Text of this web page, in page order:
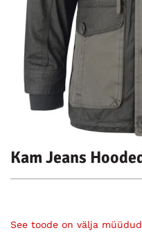
Kam Jeans
See toode on välja